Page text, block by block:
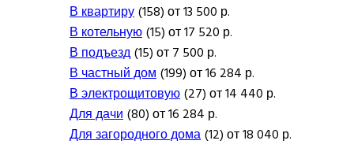
В квартиру(158) от 13 500 р.
В котельную(15) от 17 520 р.
В подъезд(15) от 7 500 р.
В частный дом(199) от 16 284 р.
В электрощитовую(27) от 14 440 р.
Для дачи(80) от 16 284 р.
Для загородного дома(12) от 18 040 р.